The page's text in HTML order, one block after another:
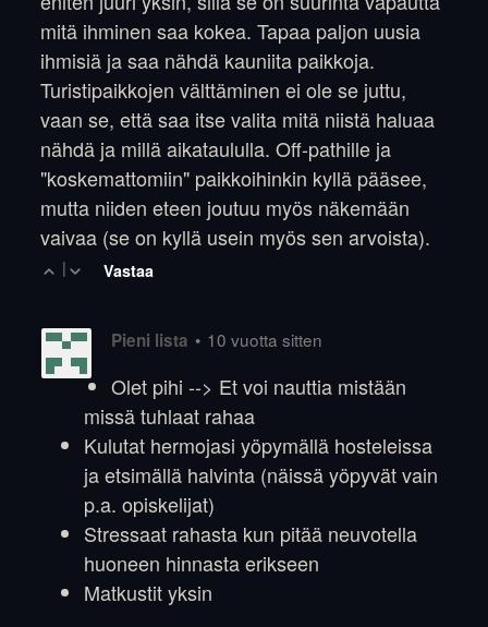
mitä ihminen saa kokea. Tapaa paljon uusia
ihmisiä ja saa nähdä kauniita paikkoja.
Turistipaikkojen välttäminen ei ole se juttu,
vaan se, että saa itse valita mitä niistä haluaa
nähdä ja millä aikataululla. Off-pathille ja
"koskemattomiin" paikkoihinkin kyllä pääsee,
mutta niiden eteen joutuu myös näkemään
vaivaa (se on kyllä usein myös sen arvoista).
| Vastaa
Pieni lista • 10 vuotta sitten
Olet pihi --> Et voi nauttia mistään
missä tuhlaat rahaa
Kulutat hermojasi yöpymällä hosteleissa
ja etsimällä halvinta (näissä yöpyvät vain
p.a. opiskelijat)
Stressaat rahasta kun pitää neuvotella
huoneen hinnasta erikseen
Matkustit yksin